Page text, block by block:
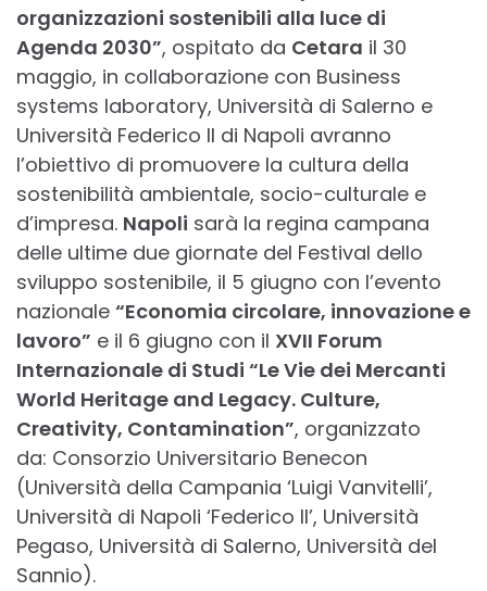
organizzazioni sostenibili alla luce di
Agenda 2030”, ospitato da Cetara il 30
maggio, in collaborazione con Business
systems laboratory, Università di Salerno e
Università Federico II di Napoli avranno
l’obiettivo di promuovere la cultura della
sostenibilità ambientale, socio-culturale e
d’impresa. Napoli sarà la regina campana
delle ultime due giornate del Festival dello
sviluppo sostenibile, il 5 giugno con l’evento
nazionale “Economia circolare, innovazione e
lavoro” e il 6 giugno con il XVII Forum
Internazionale di Studi “Le Vie dei Mercanti
World Heritage and Legacy. Culture,
Creativity, Contamination”, organizzato
da: Consorzio Universitario Benecon
(Università della Campania ‘Luigi Vanvitelli’,
Università di Napoli ‘Federico II’, Università
Pegaso, Università di Salerno, Università del
Sannio).